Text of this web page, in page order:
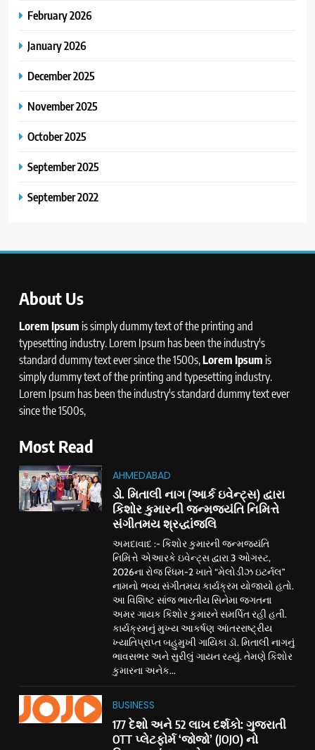
February 2026
January 2026
December 2025
November 2025
October 2025
September 2025
September 2022
About Us
Lorem Ipsum is simply dummy text of the printing and
typesetting industry. Lorem Ipsum has been the industry's
standard dummy text ever since the 1500s,Lorem Ipsum is
simply dummy text of the printing and typesetting industry.
Lorem Ipsum has been the industry's standard dummy text ever
since the 1500s,
Most Read
AHMEDABAD
ડો. મિતાલી નાગ (આર્ક ઇવેન્ટ્સ) દ્વારા
કિશોર કુમારની જન્મજયંતિ નિમિત્તે
સંગીતમય શ્રદ્ધાંજલિ
અમદાવાદ :- કિશોર કુમારની જન્મજયંતિ
નિમિત્તે એઆરકે ઇવેન્ટ્સ દ્વારા 3 ઓગસ્ટ,
2026ના રોજ રિધમ-2 ખાતે “મેલોડીઝ ઇટર્નલ”
નામનો ભવ્ય સંગીતમય કાર્યક્રમ યોજાયો હતો.
આ વિશિષ્ટ સાંજ ભારતીય સિનેમા જગતના
અમર ગાયક કિશોર કુમારને સમર્પિત રહી હતી.
કાર્યક્રમનું મુખ્ય આકર્ષણ આંતરરાષ્ટ્રીય
ખ્યાતિપ્રાપ્ત બહુમુખી ગાયિકા ડૉ. મિતાલી નાગનું
ભાવસભર અને સુરીલું ગાયન રહ્યું. તેમણે કિશોર
કુમારના અનેક...
BUSINESS
177 દેશો અને 52 લાખ દર્શકો: ગુજરાતી
OTT પ્લેટફોર્મ ‘જોજો’ (JOJO) નો